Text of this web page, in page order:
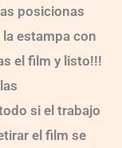
posicionas
estampa con
el film y listo!!!
si el trabajo
el film se